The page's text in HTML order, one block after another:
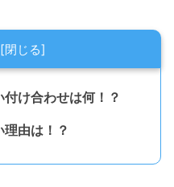
け合わせは何！？
由は！？